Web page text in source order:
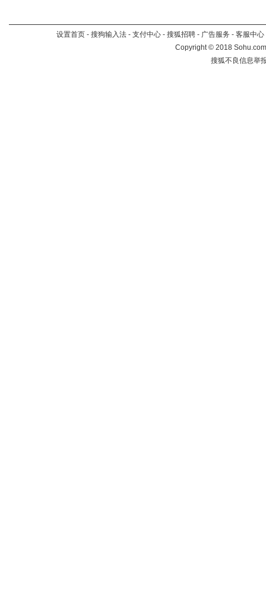
设置首页 - 搜狗输入法 - 支付中心 - 搜狐招聘 - 广告服务 - 客服中心
Copyright©2018
搜狐不良信息举